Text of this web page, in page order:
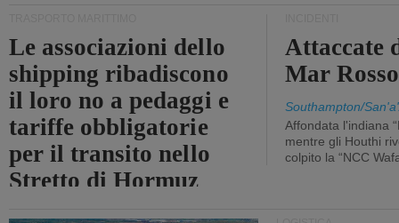
Le associazioni dello
shipping ribadiscono
il loro no a pedaggi e
tariffe obbligatorie
per il transito nello
Stretto di Hormuz
Attaccate
Mar Rosso
Southampton/
Affondata l'indiana
mentre gli Houthi
colpito la “NCC